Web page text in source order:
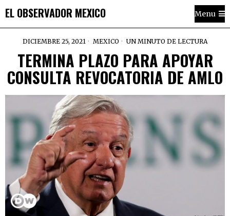
EL OBSERVADOR MEXICO Menu
DICIEMBRE 25, 2021 MEXICO UN MINUTO DE LECTURA
TERMINA PLAZO PARA APOYAR
CONSULTA REVOCATORIA DE AMLO